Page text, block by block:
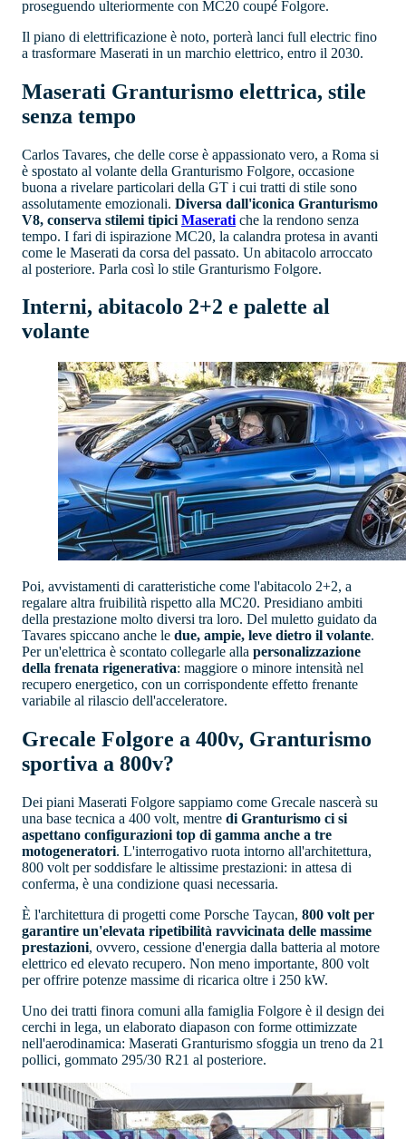
proseguendo ulteriormente con MC20 coupé Folgore.
Il piano di elettrificazione è noto, porterà lanci full electric fino
a trasformare Maserati in un marchio elettrico, entro il 2030.
Maserati Granturismo elettrica, stile
senza tempo
Carlos Tavares, che delle corse è appassionato vero, a Roma si
è spostato al volante della Granturismo Folgore, occasione
buona a rivelare particolari della GT i cui tratti di stile sono
assolutamente emozionali. Diversa dall'iconica Granturismo
V8, conserva stilemi tipici Maserati che la rendono senza
tempo. I fari di ispirazione MC20, la calandra protesa in avanti
come le Maserati da corsa del passato. Un abitacolo arroccato
al posteriore. Parla così lo stile Granturismo Folgore.
Interni, abitacolo 2+2 e palette al
volante
Poi, avvistamenti di caratteristiche come l'abitacolo 2+2, a
regalare altra fruibilità rispetto alla MC20. Presidiano ambiti
della prestazione molto diversi tra loro. Del muletto guidato da
Tavares spiccano anche le due, ampie, leve dietro il volante.
Per un'elettrica è scontato collegarle alla personalizzazione
della frenata rigenerativa: maggiore o minore intensità nel
recupero energetico, con un corrispondente effetto frenante
variabile al rilascio dell'acceleratore.
Grecale Folgore a 400v, Granturismo
sportiva a 800v?
Dei piani Maserati Folgore sappiamo come Grecale nascerà su
una base tecnica a 400 volt, mentre di Granturismo ci si
aspettano configurazioni top di gamma anche a tre
motogeneratori. L'interrogativo ruota intorno all'architettura,
800 volt per soddisfare le altissime prestazioni: in attesa di
conferma, è una condizione quasi necessaria.
È l'architettura di progetti come Porsche Taycan, 800 volt per
garantire un'elevata ripetibilità ravvicinata delle massime
prestazioni, ovvero, cessione d'energia dalla batteria al motore
elettrico ed elevato recupero. Non meno importante, 800 volt
per offrire potenze massime di ricarica oltre i 250 kW.
Uno dei tratti finora comuni alla famiglia Folgore è il design dei
cerchi in lega, un elaborato diapason con forme ottimizzate
nell'aerodinamica: Maserati Granturismo sfoggia un treno da 21
pollici, gommato 295/30 R21 al posteriore.